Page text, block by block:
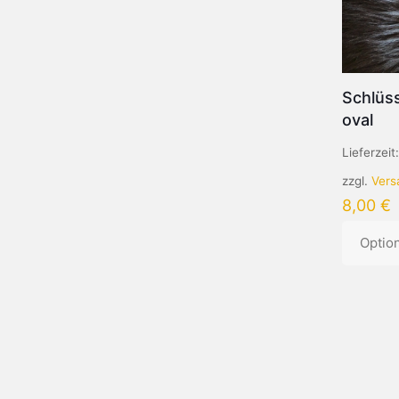
oval
Lieferzeit:
zzgl.
8,00 €